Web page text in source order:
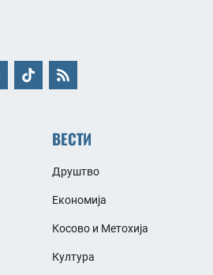
ВЕСТИ
Друштво
Економија
Косово и Метохија
Култура